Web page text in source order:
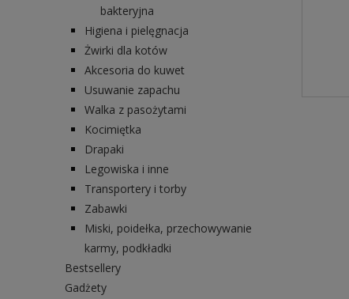
bakteryjna
Higiena i pielęgnacja
Żwirki dla kotów
Akcesoria do kuwet
Usuwanie zapachu
Walka z pasożytami
Kocimiętka
Drapaki
Legowiska i inne
Transportery i torby
Zabawki
Miski, poidełka, przechowywanie
karmy, podkładki
Bestsellery
Gadżety